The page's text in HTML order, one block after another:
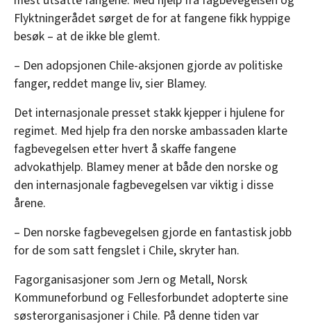
Flyktningerådet sørget de for at fangene fikk hyppige
besøk – at de ikke ble glemt.
– Den adopsjonen Chile-aksjonen gjorde av politiske
fanger, reddet mange liv, sier Blamey.
Det internasjonale presset stakk kjepper i hjulene for
regimet. Med hjelp fra den norske ambassaden klarte
fagbevegelsen etter hvert å skaffe fangene
advokathjelp. Blamey mener at både den norske og
den internasjonale fagbevegelsen var viktig i disse
årene.
– Den norske fagbevegelsen gjorde en fantastisk jobb
for de som satt fengslet i Chile, skryter han.
Fagorganisasjoner som Jern og Metall, Norsk
Kommuneforbund og Fellesforbundet adopterte sine
søsterorganisasjoner i Chile. På denne tiden var